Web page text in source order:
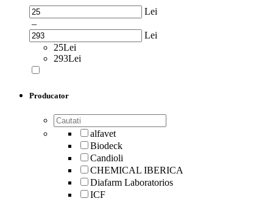
Lei
–
Lei
25Lei
293Lei
Producator
alfavet
Biodeck
Candioli
CHEMICAL IBERICA
Diafarm Laboratorios
ICF